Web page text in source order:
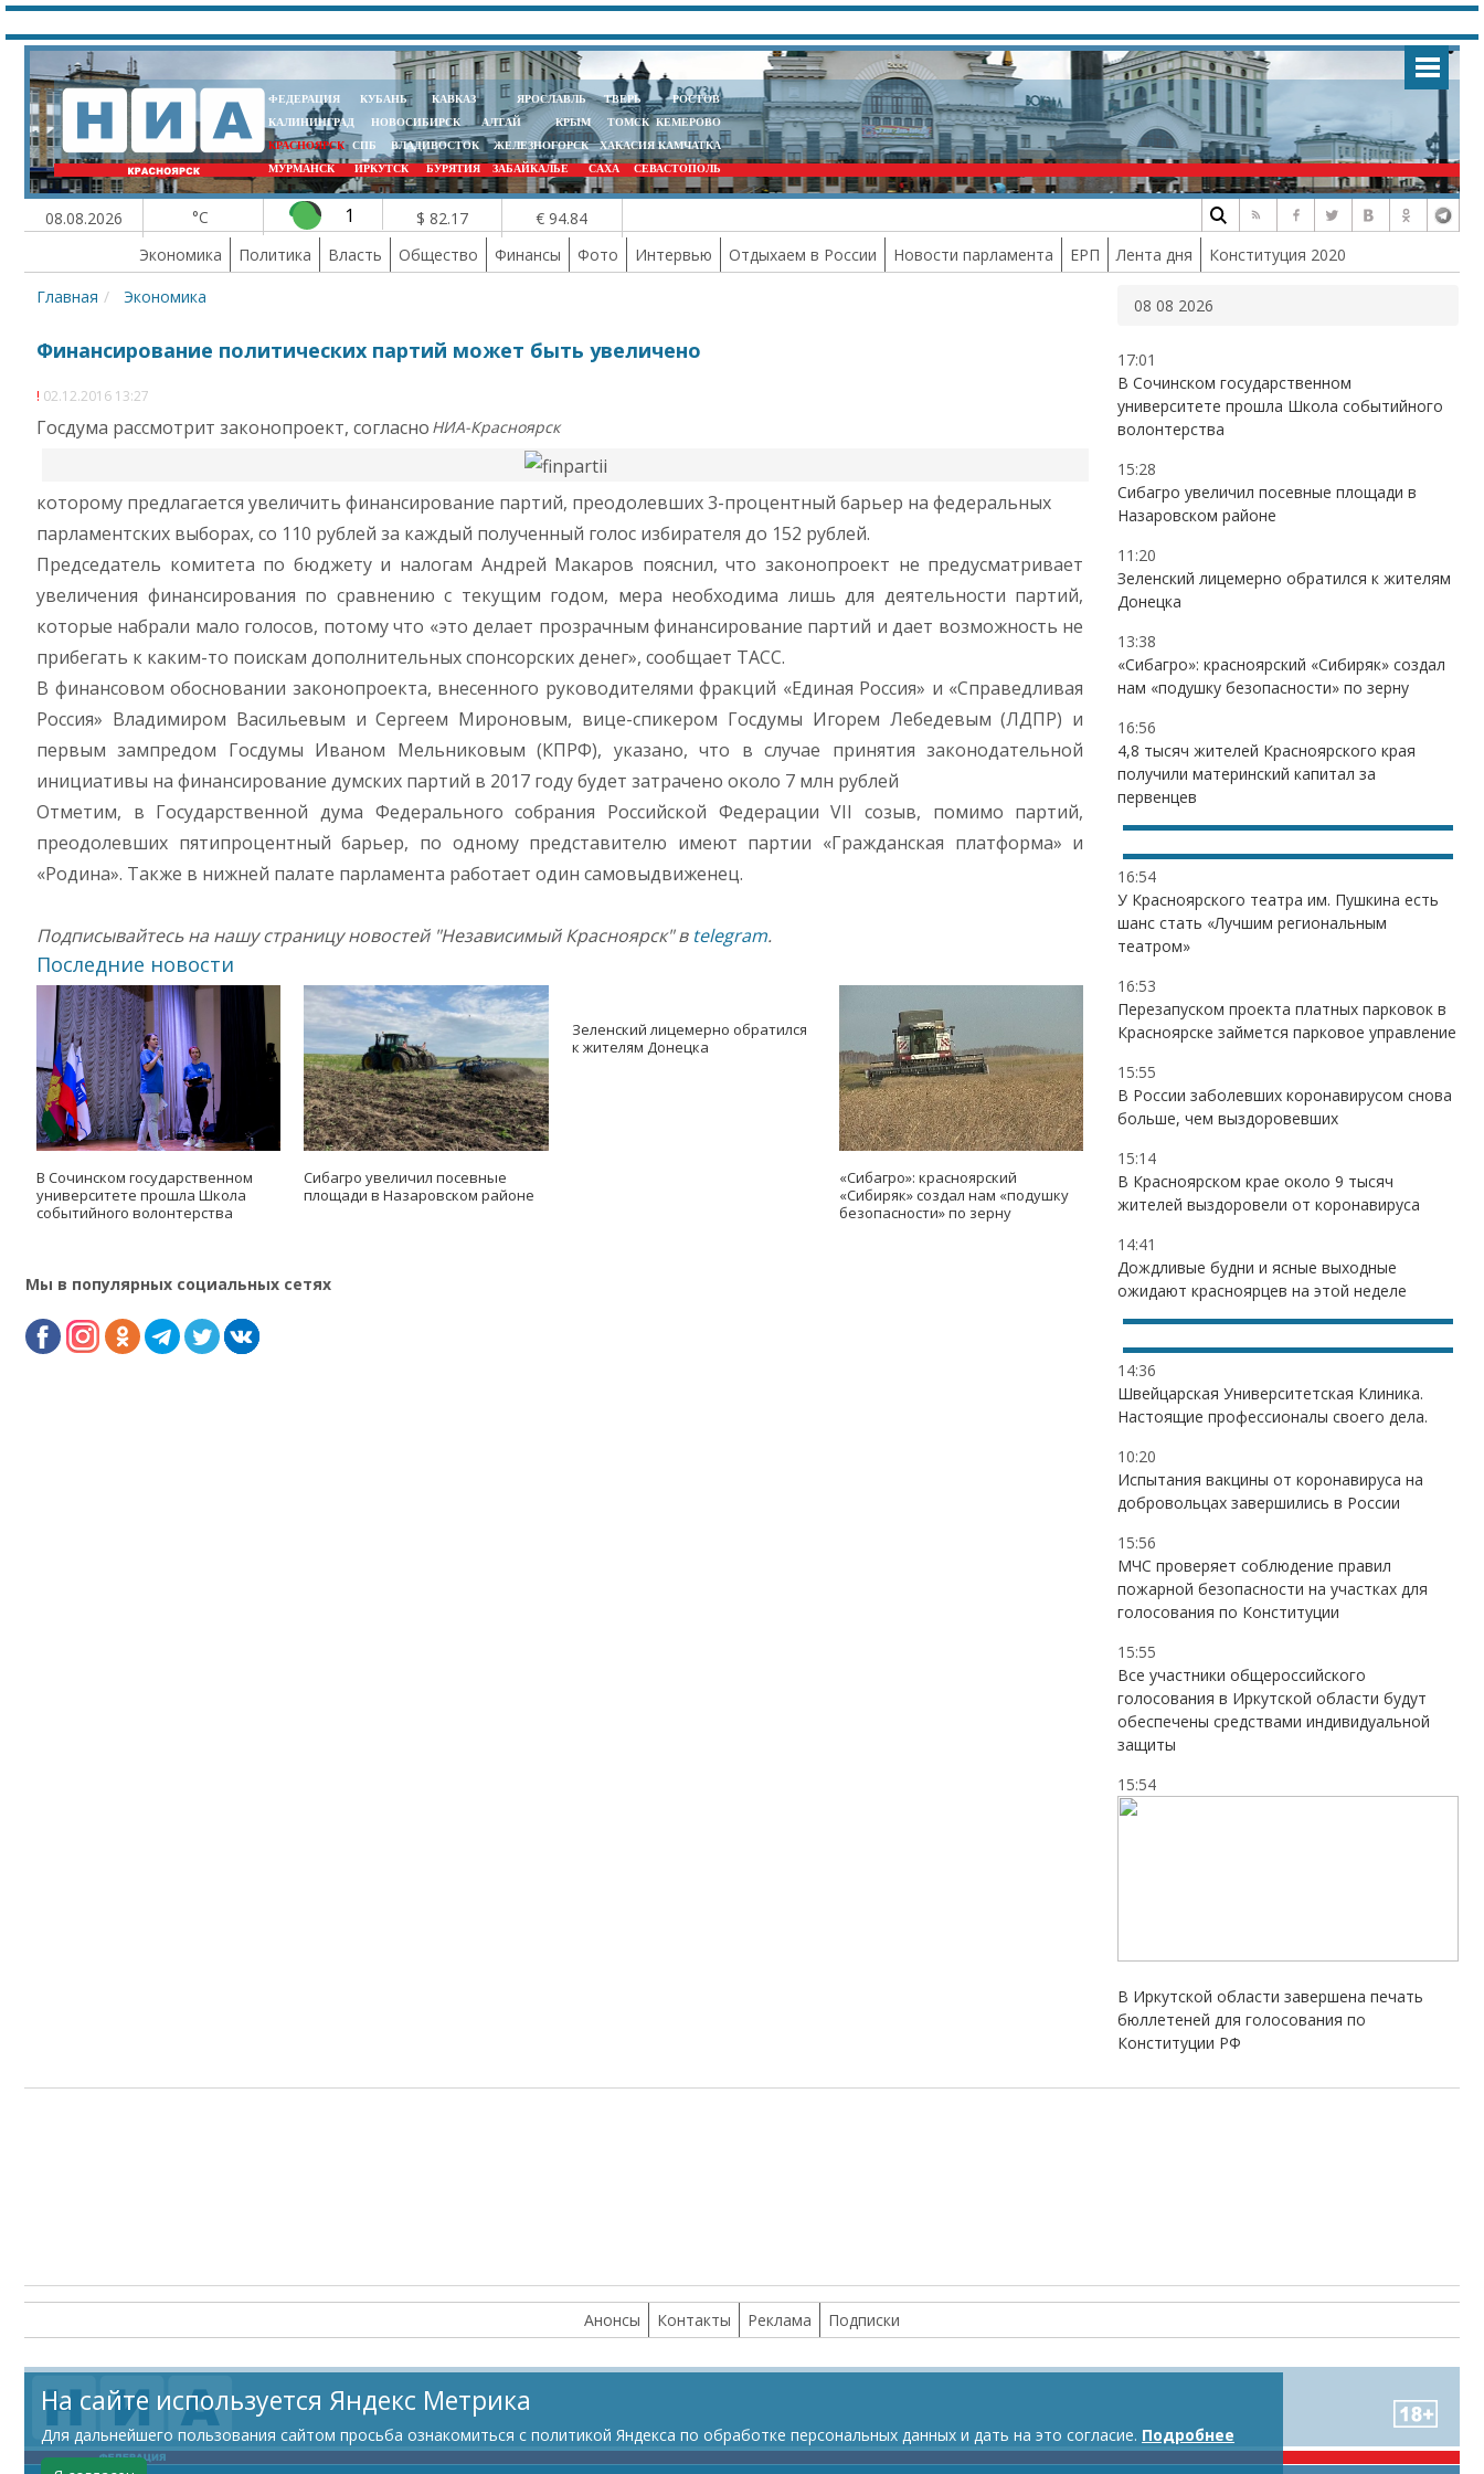
ФЕДЕРАЦИЯ КУБАНЬ КАВКАЗ ЯРОСЛАВЛЬ ТВЕРЬ
РОСТОВ
КАЛИНИНГРАД
НОВОСИБИРСК АЛТАЙ КРЫМ ТОМСККЕМЕРОВО
КРАСНОЯРСК
СПБ ВЛАДИВОСТОК ЖЕЛЕЗНОГОРСК ХАКАСИЯКАМЧАТКА
МУРМАНСК
ИРКУТСК БУРЯТИЯ ЗАБАЙКАЛЬЕ САХА СЕВАСТОПОЛЬ
08.08.2026 °C 1 $ 82.17
€ 94.84
Экономика
Политика Власть Общество Финансы Фото Интервью Отдыхаем в России Новости парламента ЕРП Лента дня
Конституция 2020
Главная
Экономика
Финансирование политических партий может быть увеличено
02.12.2016 13:27
НИА-Красноярск
Госдума рассмотрит законопроект, согласно
которому предлагается увеличить финансирование партий, преодолевших 3-процентный барьер на федеральных
парламентских выборах, со 110 рублей за каждый полученный голос избирателя до 152 рублей.
Председатель комитета по бюджету и налогам Андрей Макаров пояснил, что законопроект не предусматривает
увеличения финансирования по сравнению с текущим годом, мера необходима лишь для деятельности партий,
которые набрали мало голосов, потому что «это делает прозрачным финансирование партий и дает возможность не
прибегать к каким-то поискам дополнительных спонсорских денег», сообщает ТАСС.
В финансовом обосновании законопроекта, внесенного руководителями фракций «Единая Россия» и «Справедливая
Россия» Владимиром Васильевым и Сергеем Мироновым, вице-спикером Госдумы Игорем Лебедевым (ЛДПР) и
первым зампредом Госдумы Иваном Мельниковым (КПРФ), указано, что в случае принятия законодательной
инициативы на финансирование думских партий в 2017 году будет затрачено около 7 млн рублей
Отметим, в Государственной дума Федерального собрания Российской Федерации VII созыв, помимо партий,
преодолевших пятипроцентный барьер, по одному представителю имеют партии «Гражданская платформа» и
«Родина». Также в нижней палате парламента работает один самовыдвиженец.
Подписывайтесь на нашу страницу новостей "Независимый Красноярск" в telegram.
Последние новости
В Сочинском государственном
университете прошла Школа
событийного волонтерства
Сибагро увеличил посевные
площади в Назаровском районе
Зеленский лицемерно обратился
к жителям Донецка
«Сибагро»: красноярский
«Сибиряк» создал нам «подушку
безопасности» по зерну
Мы в популярных социальных сетях
08 08 2026
17:01
В Сочинском государственном
университете прошла Школа событийного
волонтерства
15:28
Сибагро увеличил посевные площади в
Назаровском районе
11:20
Зеленский лицемерно обратился к жителям
Донецка
13:38
«Сибагро»: красноярский «Сибиряк» создал
нам «подушку безопасности» по зерну
16:56
4,8 тысяч жителей Красноярского края
получили материнский капитал за
первенцев
16:54
У Красноярского театра им. Пушкина есть
шанс стать «Лучшим региональным
театром»
16:53
Перезапуском проекта платных парковок в
Красноярске займется парковое управление
15:55
В России заболевших коронавирусом снова
больше, чем выздоровевших
15:14
В Красноярском крае около 9 тысяч
жителей выздоровели от коронавируса
14:41
Дождливые будни и ясные выходные
ожидают красноярцев на этой неделе
14:36
Швейцарская Университетская Клиника.
Настоящие профессионалы своего дела.
10:20
Испытания вакцины от коронавируса на
добровольцах завершились в России
15:56
МЧС проверяет соблюдение правил
пожарной безопасности на участках для
голосования по Конституции
15:55
Все участники общероссийского
голосования в Иркутской области будут
обеспечены средствами индивидуальной
защиты
15:54
В Иркутской области завершена печать
бюллетеней для голосования по
Конституции РФ
Анонсы Контакты Реклама Подписки
На сайте используется Яндекс Метрика
Для дальнейшего пользования сайтом просьба ознакомиться с политикой Яндекса по обработке персональных данных и дать на это согласие. Подробнее